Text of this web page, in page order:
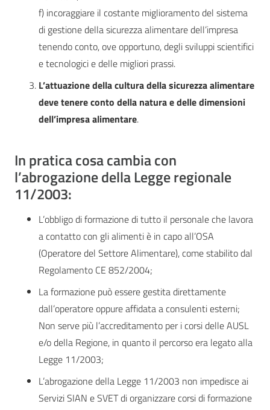
f) incoraggiare il costante miglioramento del sistema
di gestione della sicurezza alimentare dell’impresa
tenendo conto, ove opportuno, degli sviluppi scientifici
e tecnologici e delle migliori prassi.
L’attuazione della cultura della sicurezza alimentare
deve tenere conto della natura e delle dimensioni
dell’impresa alimentare.
In pratica cosa cambia con
l’abrogazione della Legge regionale
11/2003:
L’obbligo di formazione di tutto il personale che lavora
a contatto con gli alimenti è in capo all’OSA
(Operatore del Settore Alimentare), come stabilito dal
Regolamento CE 852/2004;
La formazione può essere gestita direttamente
dall’operatore oppure affidata a consulenti esterni;
Non serve più l’accreditamento per i corsi delle AUSL
e/o della Regione, in quanto il percorso era legato alla
Legge 11/2003;
L’abrogazione della Legge 11/2003 non impedisce ai
Servizi SIAN e SVET di organizzare corsi di formazione